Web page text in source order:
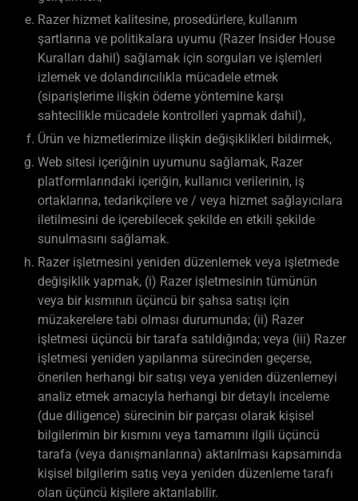
Razer hizmet kalitesine, prosedürlere, kullanım
şartlarına ve politikalara uyumu (Razer Insider House
Kuralları dahil) sağlamak için sorguları ve işlemleri
izlemek ve dolandırıcılıkla mücadele etmek
(siparişlerime ilişkin ödeme yöntemine karşı
sahtecilikle mücadele kontrolleri yapmak dahil),
Ürün ve hizmetlerimize ilişkin değişiklikleri bildirmek,
Web sitesi içeriğinin uyumunu sağlamak, Razer
platformlarındaki içeriğin, kullanıcı verilerinin, iş
ortaklarına, tedarikçilere ve / veya hizmet sağlayıcılara
iletilmesini de içerebilecek şekilde en etkili şekilde
sunulmasını sağlamak.
Razer işletmesini yeniden düzenlemek veya işletmede
değişiklik yapmak, (i) Razer işletmesinin tümünün
veya bir kısmının üçüncü bir şahsa satışı için
müzakerelere tabi olması durumunda; (ii) Razer
işletmesi üçüncü bir tarafa satıldığında; veya (iii) Razer
işletmesi yeniden yapılanma sürecinden geçerse,
önerilen herhangi bir satışı veya yeniden düzenlemeyi
analiz etmek amacıyla herhangi bir detaylı inceleme
(due diligence) sürecinin bir parçası olarak kişisel
bilgilerimin bir kısmını veya tamamını ilgili üçüncü
tarafa (veya danışmanlarına) aktarılması kapsamında
kişisel bilgilerim satış veya yeniden düzenleme tarafı
olan üçüncü kişilere aktarılabilir.